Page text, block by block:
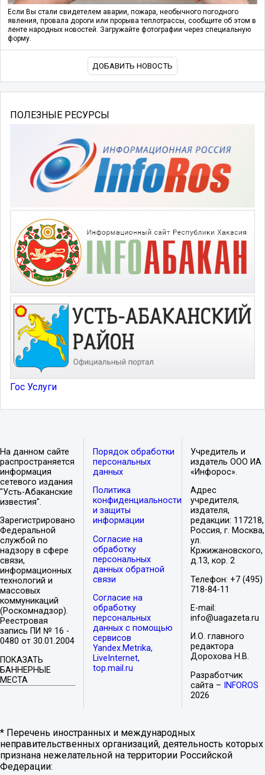
Если Вы стали свидетелем аварии, пожара, необычного погодного
явления, провала дороги или прорыва теплотрассы, сообщите об этом в
ленте народных новостей. Загружайте фотографии через специальную
форму.
ДОБАВИТЬ НОВОСТЬ
ПОЛЕЗНЫЕ РЕСУРСЫ
Гос Услуги
На данном сайте
распространяется
информация
сетевого издания
"Усть-Абаканские
известия".
Зарегистрировано
Федеральной
службой по
надзору в сфере
связи,
информационных
технологий и
массовых
коммуникаций
(Роскомнадзор).
Реестровая
запись ПИ № 16 -
0480 от 30.01.2004
ПОКАЗАТЬ
БАННЕРНЫЕ
МЕСТА
Порядок обработки
персональных
данных
Политика
конфиденциальности
и защиты
информации
Согласие на
обработку
персональных
данных обратной
связи
Согласие на
обработку
персональных
данных с помощью
сервисов
Yandex.Metrika,
LiveInternet,
top.mail.ru
Учредитель и
издатель ООО ИА
«Инфорос».
Адрес
учредителя,
издателя,
редакции: 117218,
Россия, г. Москва,
ул.
Кржижановского,
д.13, кор. 2
Телефон: +7 (495)
718-84-11
E-mail:
info@uagazeta.ru
И.О. главного
редактора
Дорохова Н.В.
Разработчик
сайта –
INFOROS
2026
* Перечень иностранных и международных
неправительственных организаций, деятельность которых
признана нежелательной на территории Российской
Федерации: